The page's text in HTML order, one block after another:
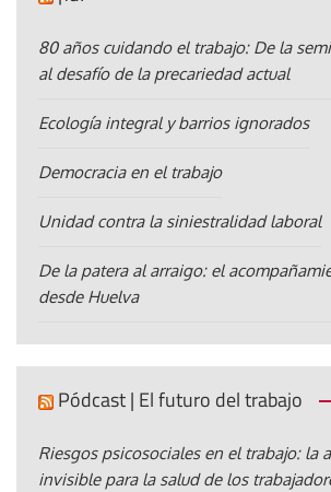
80 años cuidando el trabajo: De la
al desafío de la precariedad actual
Ecología integral y barrios ignorados
Democracia en el trabajo
Unidad contra la siniestralidad laboral
De la patera al arraigo: el
desde Huelva
Pódcast | El futuro del trabajo
Riesgos psicosociales en el trabajo: la
invisible para la salud de los